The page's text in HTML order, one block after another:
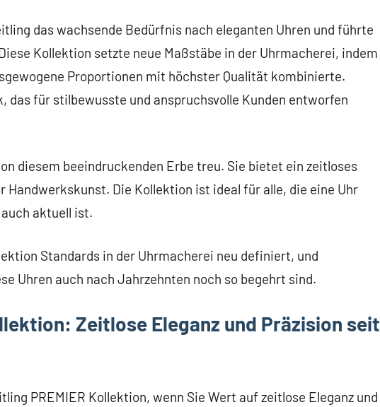
das wachsende Bedürfnis nach eleganten Uhren und führte
Kollektion setzte neue Maßstäbe in der Uhrmacherei, indem
Proportionen mit höchster Qualität kombinierte.
das für stilbewusste und anspruchsvolle Kunden entworfen
diesem beeindruckenden Erbe treu. Sie bietet ein zeitloses
Die Kollektion ist ideal für alle, die eine Uhr
aktuell ist.
Standards in der Uhrmacherei neu definiert, und
Uhren auch nach Jahrzehnten noch so begehrt sind.
Zeitlose Eleganz und Präzision seit
PREMIER Kollektion, wenn Sie Wert auf zeitlose Eleganz und